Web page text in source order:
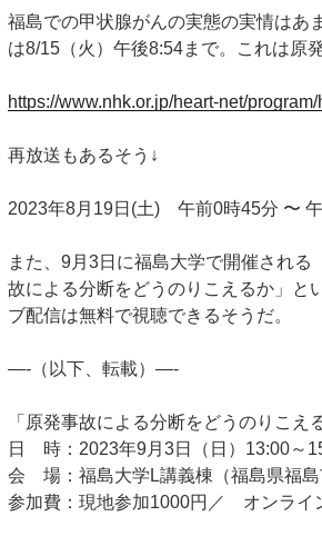
福島での甲状腺がんの実態の実情はあ
は8/15（火）午後8:54まで。これは原
https://www.nhk.or.jp/heart-net/
再放送もあるそう↓
2023年8月19日(土) 午前0時45分 〜
また、9月3日に福島大学で開催され
故による分断をどうのりこえるか」と
ブ配信は無料で視聴できるそうだ。
—-（以下、転載）—-
「原発事故による分断をどうのりこえ
日 時：2023年9月3日（日）13:00～
会 場：福島大学L講義棟（福島県福島
参加費：現地参加1000円／ オンライ